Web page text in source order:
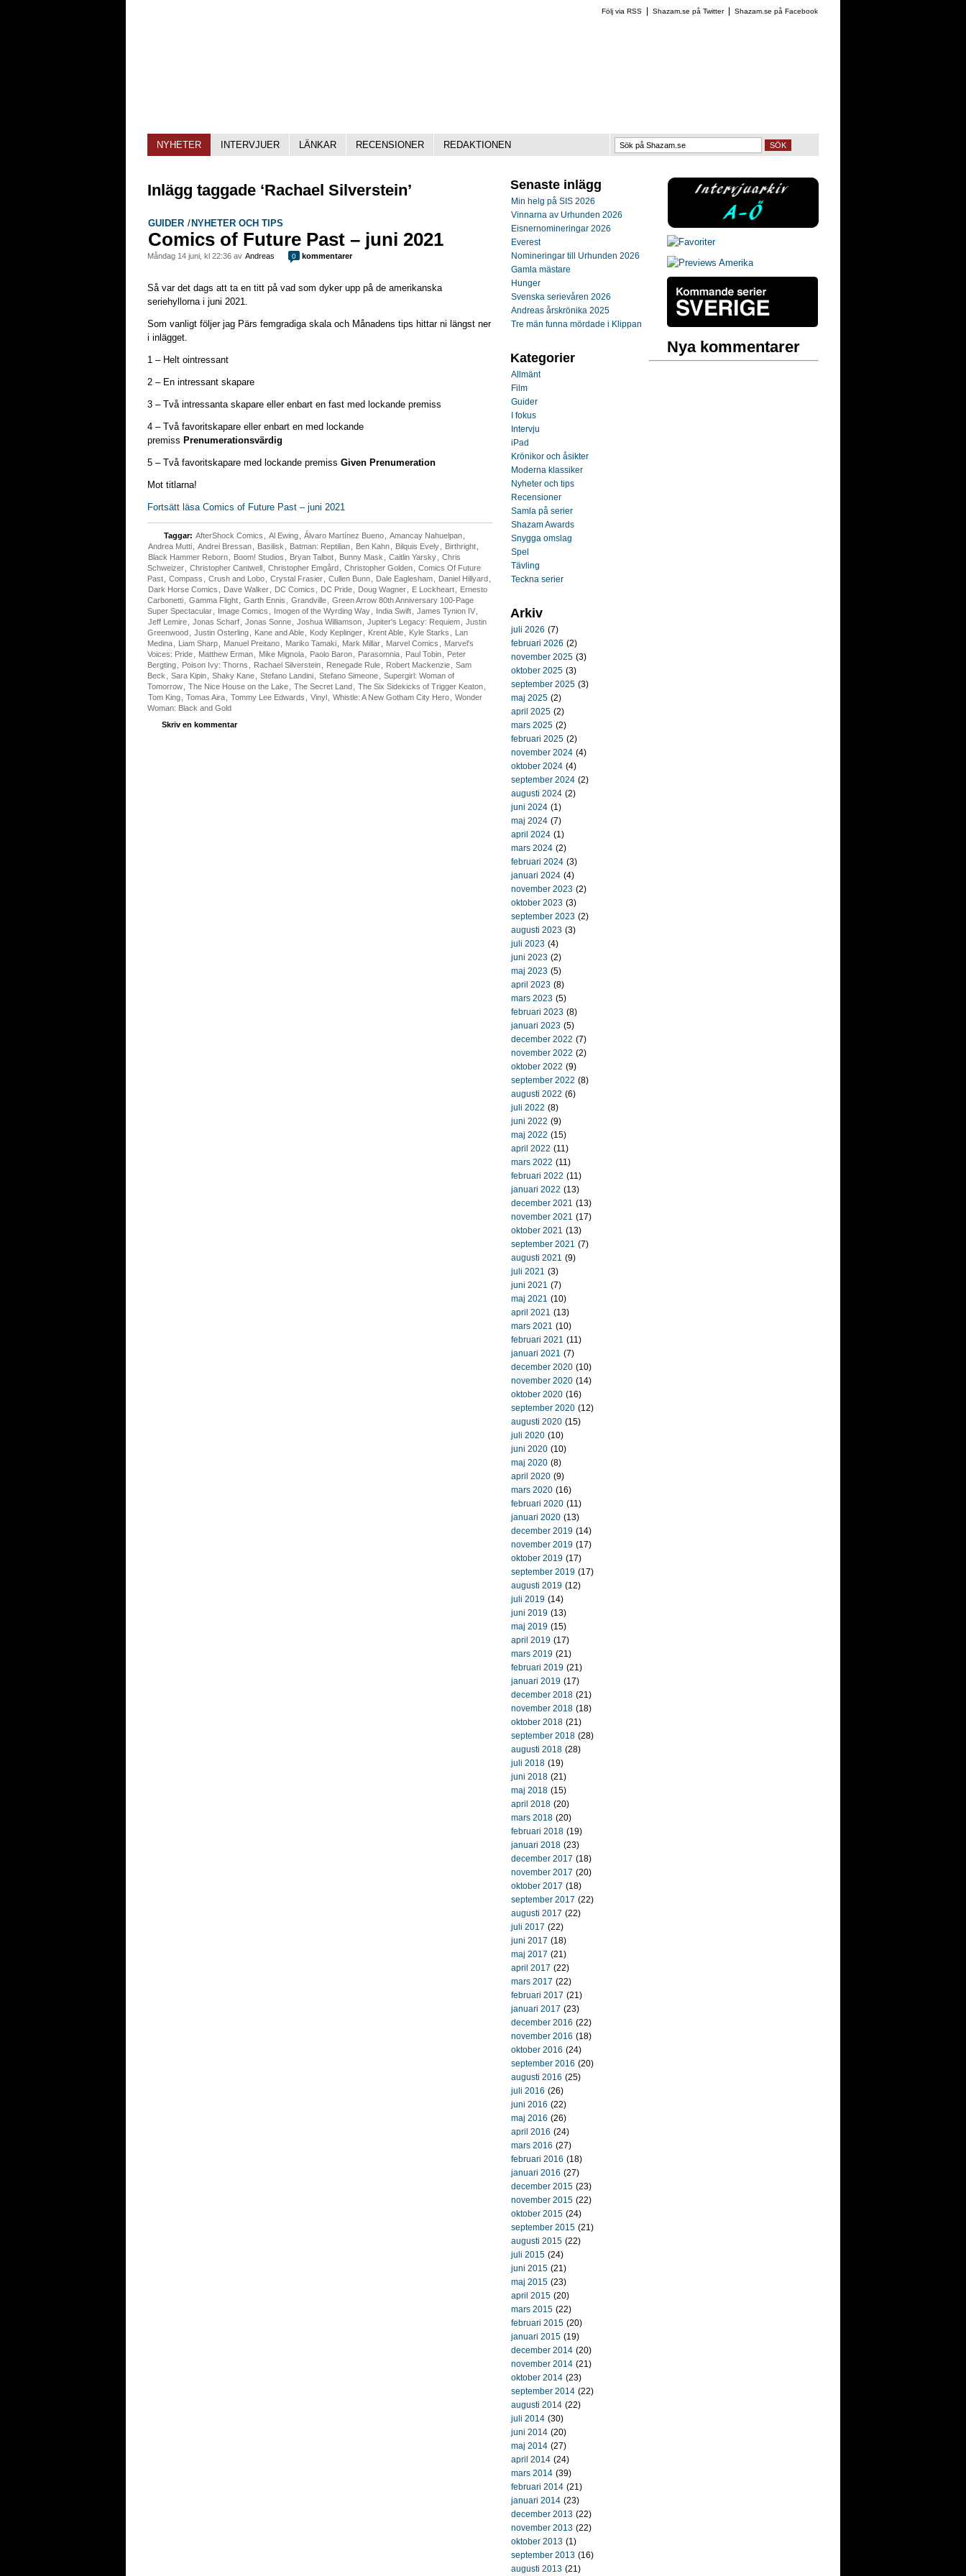
Shazam.se på Facebook
Shazam.se på Twitter
Följ via RSS
NYHETER INTERVJUER LÄNKAR RECENSIONER REDAKTIONEN SÖK
Inlägg taggade ‘Rachael Silverstein’
GUIDER / NYHETER OCH TIPS
Comics of Future Past – juni 2021
måndag 14 juni, kl 22:36 av Andreas 0 kommentarer
Så var det dags att ta en titt på vad som dyker upp på de amerikanska
seriehyllorna i juni 2021.
Som vanligt följer jag Pärs femgradiga skala och Månadens tips hittar ni längst ner
i inlägget.
1 – Helt ointressant
2 – En intressant skapare
3 – Två intressanta skapare eller enbart en fast med lockande premiss
4 – Två favoritskapare eller enbart en med lockande
premiss Prenumerationsvärdig
5 – Två favoritskapare med lockande premiss Given Prenumeration
Mot titlarna!
Fortsätt läsa Comics of Future Past – juni 2021
Taggar: AfterShock Comics Al Ewing Álvaro Martínez Bueno Amancay Nahuelpan
Andrea Mutti
Andrei Bressan Basilisk Batman: Reptilian Ben Kahn Bilquis Evely Birthright
Black Hammer Reborn
Boom! Studios Bryan Talbot Bunny Mask Caitlin Yarsky
Chris
Schweizer
Christopher Cantwell Christopher Emgård Christopher Golden
Comics Of Future
Past
Compass Crush and Lobo Crystal Frasier Cullen Bunn Dale Eaglesham Daniel Hillyard
Dark Horse Comics
Dave Walker DC Comics DC Pride Doug Wagner E Lockheart
Ernesto
Carbonetti
Gamma Flight Garth Ennis Grandville
Green Arrow 80th Anniversary 100-Page
Super Spectacular
Image Comics Imogen of the Wyrding Way India Swift James Tynion IV
Jeff Lemire
Jonas Scharf Jonas Sonne Joshua Williamson Jupiter's Legacy: Requiem
Justin
Greenwood
Justin Osterling Kane and Able Kody Keplinger Krent Able Kyle Starks
Lan
Medina
Liam Sharp Manuel Preitano Mariko Tamaki Mark Millar Marvel Comics
Marvel's
Voices: Pride
Matthew Erman Mike Mignola Paolo Baron Parasomnia Paul Tobin
Peter
Bergting
Poison Ivy: Thorns Rachael Silverstein Renegade Rule Robert Mackenzie
Sam
Beck
Sara Kipin Shaky Kane Stefano Landini Stefano Simeone
Supergirl: Woman of
Tomorrow
The Nice House on the Lake The Secret Land The Six Sidekicks of Trigger Keaton
Tom King
Tomas Aira Tommy Lee Edwards Vinyl Whistle: A New Gotham City Hero
Wonder
Woman: Black and Gold
Skriv en kommentar
Senaste inlägg
Min helg på SIS 2026
Vinnarna av Urhunden 2026
Eisnernomineringar 2026
Everest
Nomineringar till Urhunden 2026
Gamla mästare
Hunger
Svenska serievåren 2026
Andreas årskrönika 2025
Tre män funna mördade i Klippan
Kategorier
Allmänt
Film
Guider
I fokus
Intervju
iPad
Krönikor och åsikter
Moderna klassiker
Nyheter och tips
Recensioner
Samla på serier
Shazam Awards
Snygga omslag
Spel
Tävling
Teckna serier
Arkiv
juli 2026 (7)
februari 2026 (2)
november 2025 (3)
oktober 2025 (3)
september 2025 (3)
maj 2025 (2)
april 2025 (2)
mars 2025 (2)
februari 2025 (2)
november 2024 (4)
oktober 2024 (4)
september 2024 (2)
augusti 2024 (2)
juni 2024 (1)
maj 2024 (7)
april 2024 (1)
mars 2024 (2)
februari 2024 (3)
januari 2024 (4)
november 2023 (2)
oktober 2023 (3)
september 2023 (2)
augusti 2023 (3)
juli 2023 (4)
juni 2023 (2)
maj 2023 (5)
april 2023 (8)
mars 2023 (5)
februari 2023 (8)
januari 2023 (5)
december 2022 (7)
november 2022 (2)
oktober 2022 (9)
september 2022 (8)
augusti 2022 (6)
juli 2022 (8)
juni 2022 (9)
maj 2022 (15)
april 2022 (11)
mars 2022 (11)
februari 2022 (11)
januari 2022 (13)
december 2021 (13)
november 2021 (17)
oktober 2021 (13)
september 2021 (7)
augusti 2021 (9)
juli 2021 (3)
juni 2021 (7)
maj 2021 (10)
april 2021 (13)
mars 2021 (10)
februari 2021 (11)
januari 2021 (7)
december 2020 (10)
november 2020 (14)
oktober 2020 (16)
september 2020 (12)
augusti 2020 (15)
juli 2020 (10)
juni 2020 (10)
maj 2020 (8)
april 2020 (9)
mars 2020 (16)
februari 2020 (11)
januari 2020 (13)
december 2019 (14)
november 2019 (17)
oktober 2019 (17)
september 2019 (17)
augusti 2019 (12)
juli 2019 (14)
juni 2019 (13)
maj 2019 (15)
april 2019 (17)
mars 2019 (21)
februari 2019 (21)
januari 2019 (17)
december 2018 (21)
november 2018 (18)
oktober 2018 (21)
september 2018 (28)
augusti 2018 (28)
juli 2018 (19)
juni 2018 (21)
maj 2018 (15)
april 2018 (20)
mars 2018 (20)
februari 2018 (19)
januari 2018 (23)
december 2017 (18)
november 2017 (20)
oktober 2017 (18)
september 2017 (22)
augusti 2017 (22)
juli 2017 (22)
juni 2017 (18)
maj 2017 (21)
april 2017 (22)
mars 2017 (22)
februari 2017 (21)
januari 2017 (23)
december 2016 (22)
november 2016 (18)
oktober 2016 (24)
september 2016 (20)
augusti 2016 (25)
juli 2016 (26)
juni 2016 (22)
maj 2016 (26)
april 2016 (24)
mars 2016 (27)
februari 2016 (18)
januari 2016 (27)
december 2015 (23)
november 2015 (22)
oktober 2015 (24)
september 2015 (21)
augusti 2015 (22)
juli 2015 (24)
juni 2015 (21)
maj 2015 (23)
april 2015 (20)
mars 2015 (22)
februari 2015 (20)
januari 2015 (19)
december 2014 (20)
november 2014 (21)
oktober 2014 (23)
september 2014 (22)
augusti 2014 (22)
juli 2014 (30)
juni 2014 (20)
maj 2014 (27)
april 2014 (24)
mars 2014 (39)
februari 2014 (21)
januari 2014 (23)
december 2013 (22)
november 2013 (22)
oktober 2013 (1)
september 2013 (16)
augusti 2013 (21)
Nya kommentarer